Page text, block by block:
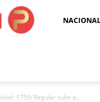
Puro
¢750/ Regular sube a...